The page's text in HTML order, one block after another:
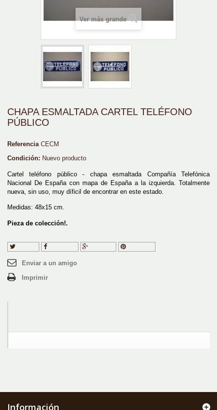
Ver más grande
CHAPA ESMALTADA CARTEL TELÉFONO
PÚBLICO
Referencia CECM
Condición: Nuevo producto
Cartel teléfono público - chapa esmaltada Compañía Telefónica
Nacional De España con mapa de España a la izquierda. Totalmente
nueva, sin uso, muy díficil de encontrar en este estado.
Medidas: 48x15 cm.
Pieza de colección!.
Tuitear Compartir
Enviar a un amigo
Imprimir
Información